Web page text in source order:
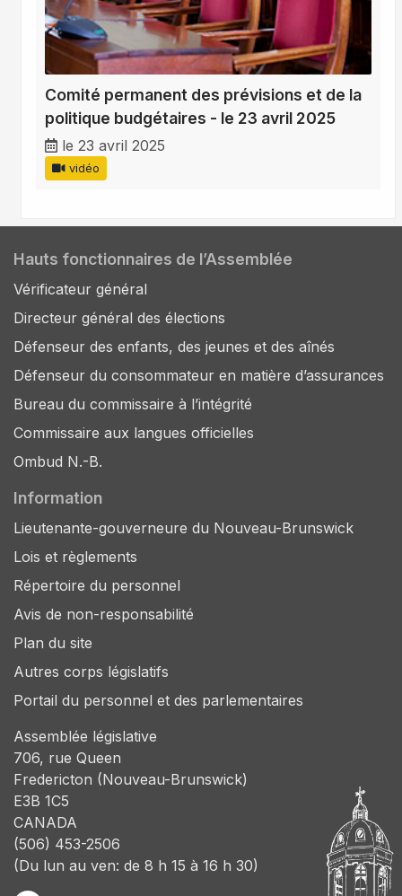
Comité permanent des prévisions et de la
politique budgétaires - le 23 avril 2025
le 23 avril 2025
vidéo
Hauts fonctionnaires de l’Assemblée
Vérificateur général
Directeur général des élections
Défenseur des enfants, des jeunes et des aînés
Défenseur du consommateur en matière d’assurances
Bureau du commissaire à l’intégrité
Commissaire aux langues officielles
Ombud N.-B.
Information
Lieutenante-gouverneure du Nouveau-Brunswick
Lois et règlements
Répertoire du personnel
Avis de non-responsabilité
Plan du site
Autres corps législatifs
Portail du personnel et des parlementaires
Assemblée législative
706, rue Queen
Fredericton (Nouveau-Brunswick)
E3B 1C5
CANADA
(506) 453-2506
(Du lun au ven: de 8 h 15 à 16 h 30)